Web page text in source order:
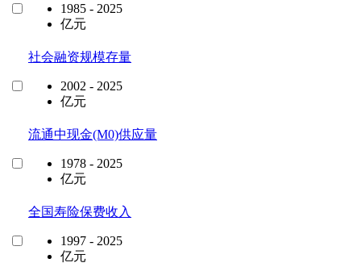
1985 - 2025
亿元
社会融资规模存量
2002 - 2025
亿元
流通中现金(M0)供应量
1978 - 2025
亿元
全国寿险保费收入
1997 - 2025
亿元